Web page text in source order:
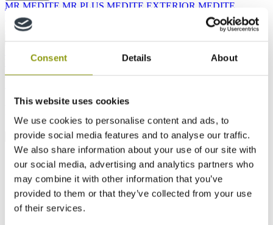
Consent Details About
This website uses cookies
We use cookies to personalise content and ads, to
provide social media features and to analyse our traffic.
We also share information about your use of our site with
our social media, advertising and analytics partners who
may combine it with other information that you’ve
provided to them or that they’ve collected from your use
of their services.
MR MEDITE MR PLUS MEDITE EXTERIOR MEDITE
PREMIER FR
MEDITE MR LITE MEDITE
LITE MEDITE VENT MEDITE INDUSTRIAL MR
ULTIMA SMARTPLY SURE STEP DB
SMARTPLY AIRTIGHT
SMARTPLY PATTRESS PLUS
FAQs Index